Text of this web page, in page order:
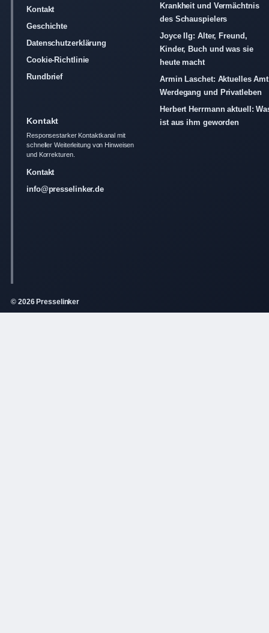
Kontakt
Geschichte
Datenschutzerklärung
Cookie-Richtlinie
Rundbrief
Krankheit und Vermächtnis
des Schauspielers
Joyce Ilg: Alter, Freund,
Kinder, Buch und was sie
heute macht
Armin Laschet: Aktuelles
Werdegang und Privatleben
Herbert Herrmann aktuell:
ist aus ihm geworden
Kontakt
Responsestarker Kontaktkanal mit
schneller Weiterleitung von Hinweisen
und Korrekturen.
Kontakt
info@presselinker.de
© 2026 Presselinker